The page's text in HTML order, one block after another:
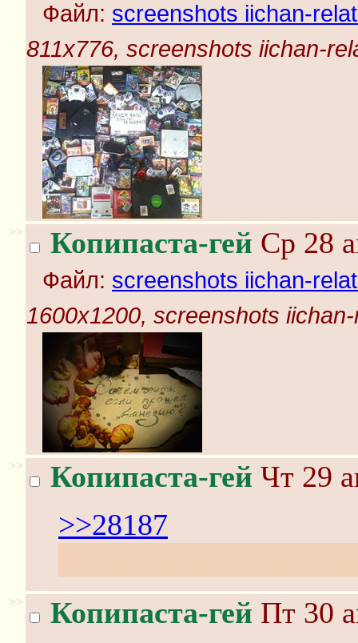
Файл: screenshots iichan-
811x776, screenshots iichan-
>> Копипаста-гей Ср 28
Файл: screenshots iichan-
1600x1200, screenshots
>> Копипаста-гей Чт 29
>>28187
>> Копипаста-гей Пт 30